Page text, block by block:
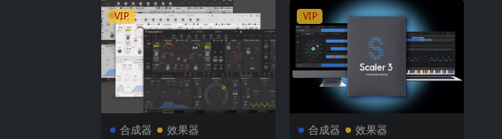
VIP
合成器 效果器
VIP
合成器 效果器